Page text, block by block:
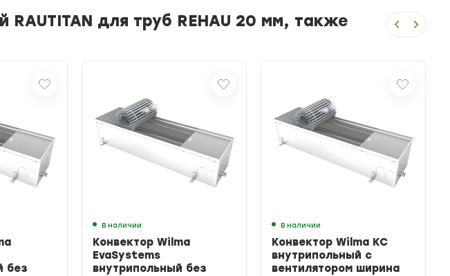
для труб REHAU 20 мм, также
без
В наличии
Конвектор Wilma
EvaSystems
внутрипольный без
В наличии
Конвектор Wilma KC
внутрипольный с
вентилятором ширина